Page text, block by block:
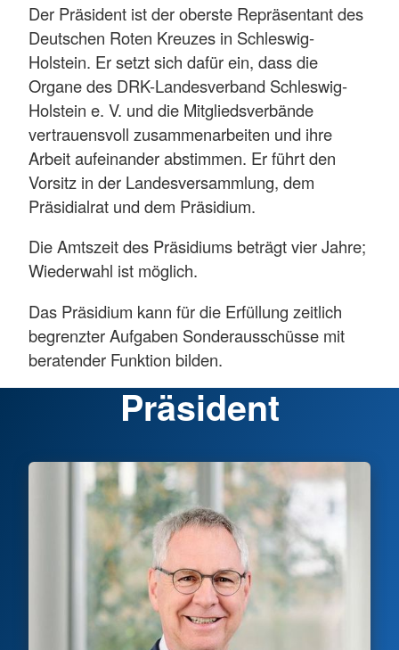
Der Präsident ist der oberste Repräsentant des
Deutschen Roten Kreuzes in Schleswig-
Holstein. Er setzt sich dafür ein, dass die
Organe des DRK-Landesverband Schleswig-
Holstein e. V. und die Mitgliedsverbände
vertrauensvoll zusammenarbeiten und ihre
Arbeit aufeinander abstimmen. Er führt den
Vorsitz in der Landesversammlung, dem
Präsidialrat und dem Präsidium.
Die Amtszeit des Präsidiums beträgt vier Jahre;
Wiederwahl ist möglich.
Das Präsidium kann für die Erfüllung zeitlich
begrenzter Aufgaben Sonderausschüsse mit
beratender Funktion bilden.
Präsident